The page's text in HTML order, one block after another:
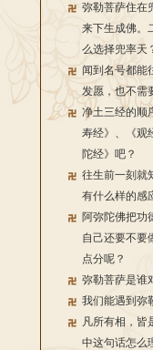
弥勒菩萨住在
来下生成佛。
么选择兜率天
闻到名号都能
发愿，也不需
净土三经的顺
寿经》、《观
陀经》吧？
往生前一刻就
有什么样的感
阿弥陀佛把功
自己还要不要
点分呢？
弥勒菩萨是谁
我们能遇到弥
凡所有相，皆
中这句话怎么